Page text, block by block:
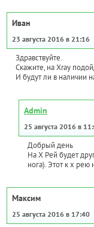
Иван
23 августа 2016 в 21:16
Здравствуйте.
Скажите, на Xray
И будут ли в наличии
Admin
25 августа 2016 в
Добрый день
На Х Рей будет
нога). Этот к х рею
Максим
25 августа 2016 в 17:40